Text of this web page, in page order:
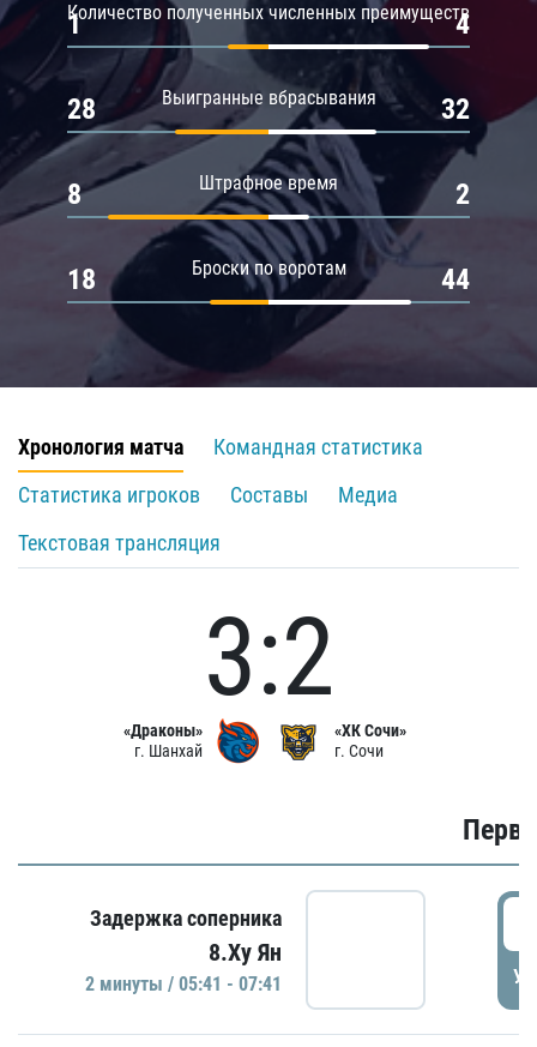
Количество полученных численных преимуществ
1 4
Выигранные вбрасывания
28 32
Штрафное время
8 2
Броски по воротам
18 44
Хронология матча
Командная статистика
Статистика игроков
Составы
Медиа
Текстовая трансляция
«Драконы»
г. Шанхай
3:2
«ХК Сочи»
г. Сочи
Задержка соперника
8.Ху Ян
2 минуты / 05:41 - 07:41